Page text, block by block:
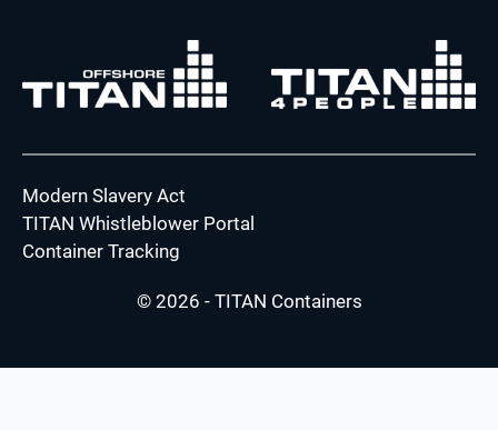
Modern Slavery Act
TITAN Whistleblower Portal
Container Tracking
© 2026 - TITAN Containers